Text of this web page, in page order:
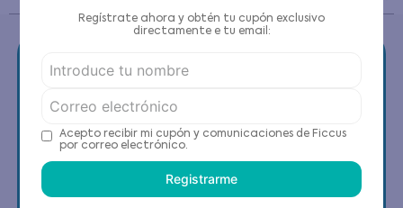
Contáctanos
(22) 6178818 - Compras Internet
Regístrate ahora y obtén tu cupón exclusivo
directamente e tu email:
Acepto recibir mi cupón y comunicaciones de Ficcus
por correo electrónico.
Registrarme